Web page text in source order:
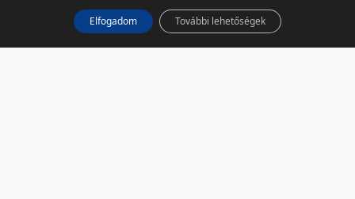
Elfogadom További lehetőségek